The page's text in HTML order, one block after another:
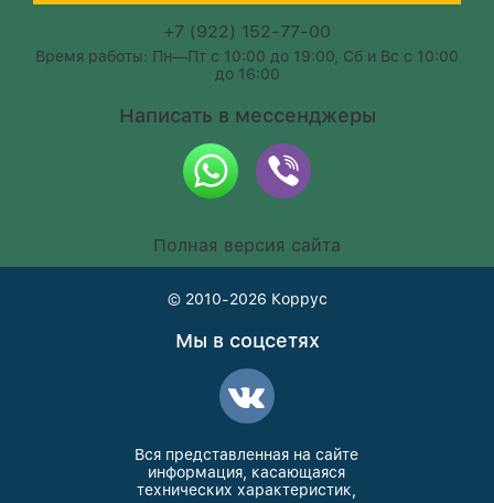
+7 (922) 152-77-00
Время работы: Пн—Пт с 10:00 до 19:00, Сб и Вс с 10:00
до 16:00
Написать в мессенджеры
Полная версия сайта
© 2010-2026 Коррус
Мы в соцсетях
Вся представленная на сайте
информация, касающаяся
технических характеристик,